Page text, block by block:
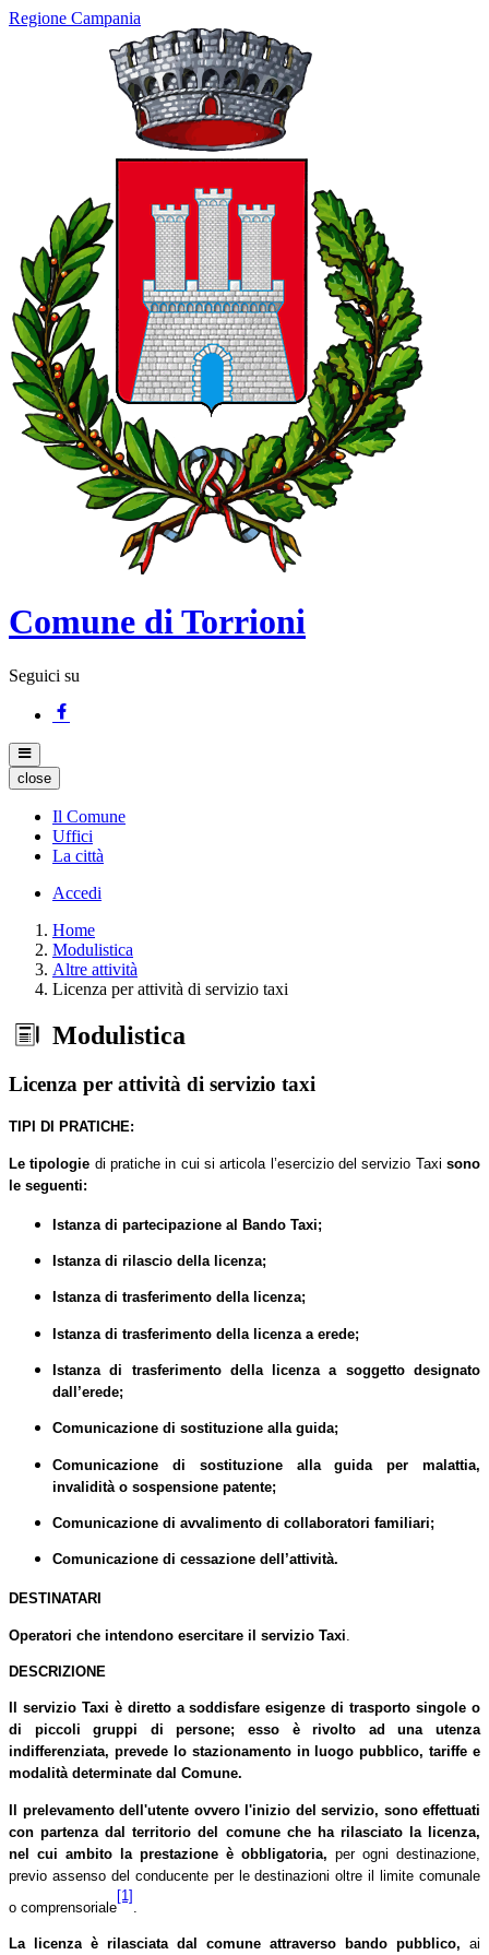
Regione Campania
Comune di Torrioni
Seguici su
close
Il Comune
Uffici
La città
Accedi
Home
Modulistica
Altre attività
Licenza per attività di servizio taxi
Modulistica
Licenza per attività di servizio taxi
TIPI DI PRATICHE:
Le tipologie di pratiche in cui si articola l’esercizio del servizio Taxisono
le seguenti:
Istanza di partecipazione al Bando Taxi;
Istanza di rilascio della licenza;
Istanza di trasferimento della licenza;
Istanza di trasferimento della licenza a erede;
Istanza di trasferimento della licenza a soggetto designato
dall’erede;
Comunicazione di sostituzione alla guida;
Comunicazione di sostituzione alla guida per malattia,
invalidità o sospensione patente;
Comunicazione di avvalimento di collaboratori familiari;
Comunicazione di cessazione dell’attività.
DESTINATARI
Operatori che intendono esercitare il servizio Taxi
DESCRIZIONE
Il servizio Taxi è diretto a soddisfare esigenze di trasporto singole o
di piccoli gruppi di persone; esso è rivolto ad una utenza
indifferenziata, prevede lo stazionamento in luogo pubblico, tariffe e
modalità determinate dal Comune.
Il prelevamento dell'utente ovvero l'inizio del servizio, sono effettuati
con partenza dal territorio del comune che ha rilasciato la licenza,
nel cui ambito la prestazione è obbligatoria, per ogni destinazione,
previo assenso del conducente per le destinazioni oltre il limite comunale
o comprensoriale
[1]
La licenza è rilasciata dal comune attraverso bando pubblico, ai